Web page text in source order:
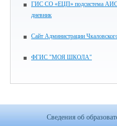
ГИС СО «ЕЦП» подсистема АИС
дневник
Сайт Администрации
ФГИС "МОЯ ШКОЛА"
Сведения об